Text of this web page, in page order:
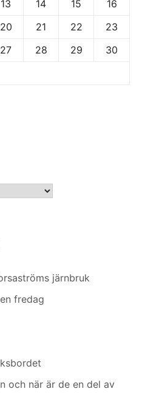
13 14 15
16
20 21 22
23
27 28 29
30
järnbruk
fredag
och när är de en del av